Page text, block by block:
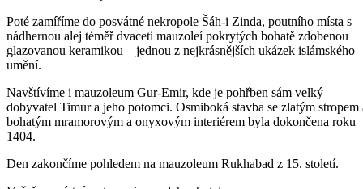
Poté zamíříme do posvátné nekropole Šáh-i Zinda, poutního místa s
nádhernou alej téměř dvaceti mauzoleí pokrytých bohatě zdobenou
glazovanou keramikou – jednou z nejkrásnějších ukázek islámského
umění.
Navštívíme i mauzoleum Gur-Emir, kde je pohřben sám velký
dobyvatel Timur a jeho potomci. Osmiboká stavba se zlatým stropem
bohatým mramorovým a onyxovým interiérem byla dokončena roku
1404.
Den zakončíme pohledem na mauzoleum Rukhabad z 15. století.